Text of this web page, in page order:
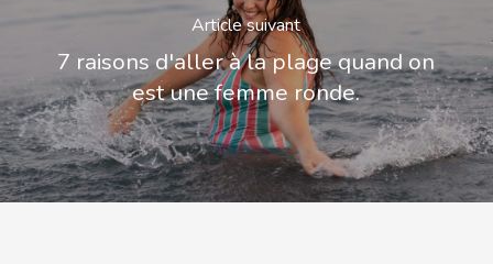
Article suivant
7 raisons d'aller à la plage quand on
est une femme ronde.